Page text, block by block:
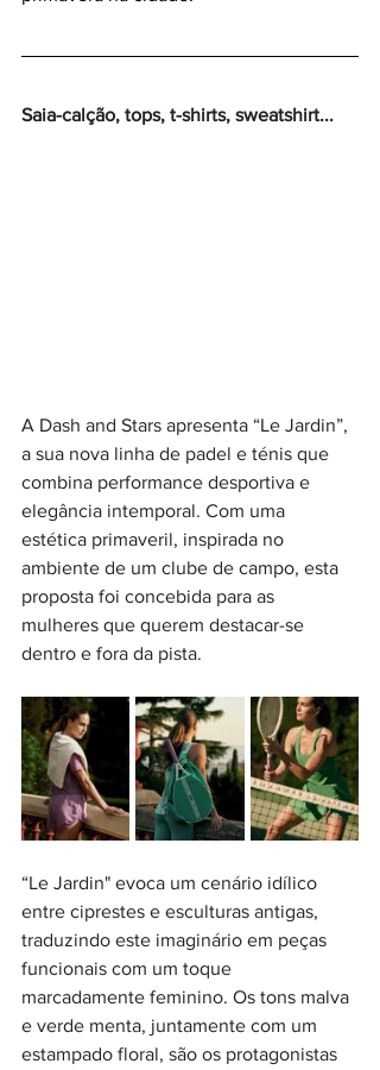
Saia-calção, tops, t-shirts, sweatshirt...
A Dash and Stars apresenta “Le Jardin”,
a sua nova linha de padel e ténis que
combina performance desportiva e
elegância intemporal. Com uma
estética primaveril, inspirada no
ambiente de um clube de campo, esta
proposta foi concebida para as
mulheres que querem destacar-se
dentro e fora da pista.
“Le Jardin" evoca um cenário idílico
entre ciprestes e esculturas antigas,
traduzindo este imaginário em peças
funcionais com um toque
marcadamente feminino. Os tons malva
e verde menta, juntamente com um
estampado floral, são os protagonistas